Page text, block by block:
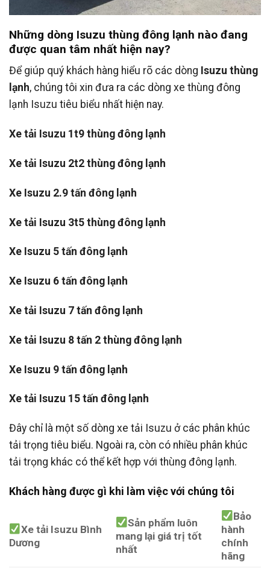
Những dòng Isuzu thùng đông lạnh nào đang
được quan tâm nhất hiện nay?
Để giúp quý khách hàng hiểu rõ các dòng Isuzu thùng
lạnh, chúng tôi xin đưa ra các dòng xe thùng đông
lạnh Isuzu tiêu biểu nhất hiện nay.
Xe tải Isuzu 1t9 thùng đông lạnh
Xe tải Isuzu 2t2 thùng đông lạnh
Xe Isuzu 2.9 tấn đông lạnh
Xe tải Isuzu 3t5 thùng đông lạnh
Xe Isuzu 5 tấn đông lạnh
Xe Isuzu 6 tấn đông lạnh
Xe tải Isuzu 7 tấn đông lạnh
Xe tải Isuzu 8 tấn 2 thùng đông lạnh
Xe Isuzu 9 tấn đông lạnh
Xe tải Isuzu 15 tấn đông lạnh
Đây chỉ là một số dòng xe tải Isuzu ở các phân khúc
tải trọng tiêu biểu. Ngoài ra, còn có nhiều phân khúc
tải trọng khác có thể kết hợp với thùng đông lạnh.
Khách hàng được gì khi làm việc với chúng tôi
Xe tải Isuzu Bình
Dương
Sản phẩm luôn
mang lại giá trị tốt
nhất
Bảo
hành
chính
hãng